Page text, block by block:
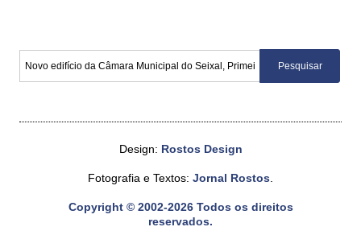
Design: Rostos Design
Fotografia e Textos: Jornal Rostos.
Copyright © 2002-2026 Todos os direitos
reservados.